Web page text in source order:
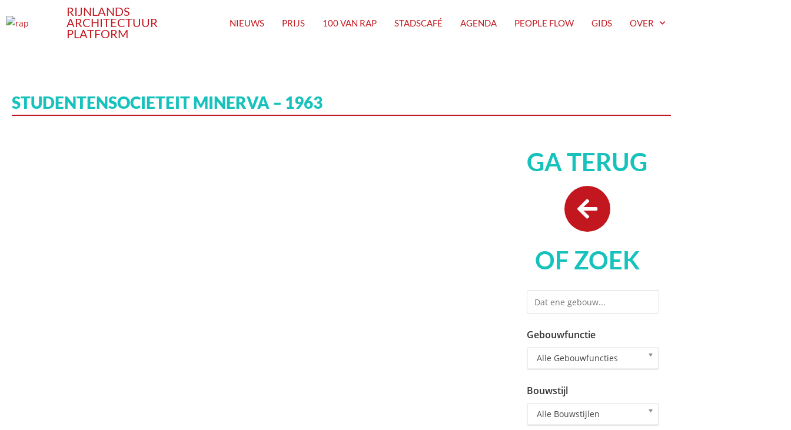
RIJNLANDS
ARCHITECTUUR
PLATFORM
NIEUWS PRIJS 100 VAN RAP STADSCAFÉ AGENDA PEOPLE FLOW GIDS OVER
STUDENTENSOCIETEIT MINERVA – 1963
GA TERUG
OF ZOEK
Gebouwfunctie
Alle Gebouwfuncties
Bouwstijl
Alle Bouwstijlen